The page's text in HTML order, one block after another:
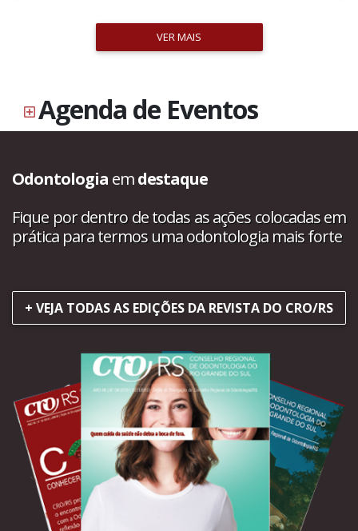
VER MAIS
Agenda de Eventos
Odontologia emdestaque
Fique por dentro de todas as ações colocadas em
prática para termos uma odontologia mais forte
+ VEJA TODAS AS EDIÇÕES DA REVISTA DO CRO/RS